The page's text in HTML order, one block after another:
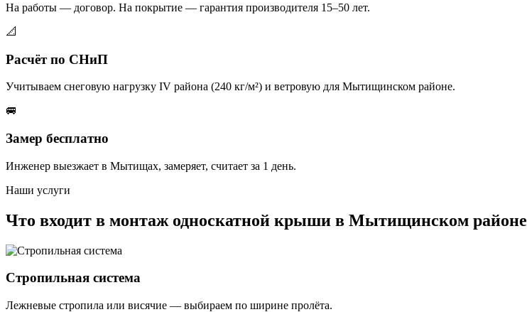
На работы — договор. На покрытие — гарантия производителя 15–50 лет.
📐
Расчёт по СНиП
Учитываем снеговую нагрузку IV района (240 кг/м²) и ветровую для Мытищинском районе.
🚐
Замер бесплатно
Инженер выезжает в Мытищах, замеряет, считает за 1 день.
Наши услуги
Что входит в монтаж односкатной крыши в Мытищинском районе
Стропильная система
Лежневые стропила или висячие — выбираем по ширине пролёта.